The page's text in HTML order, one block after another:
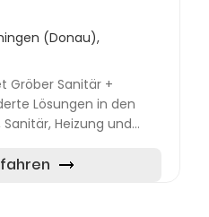
(Donau),
Gröber Sanitär +
Lösungen in den
Heizung und
Umb...